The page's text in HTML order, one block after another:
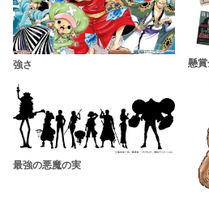
強さ 懸
最強の悪魔の実